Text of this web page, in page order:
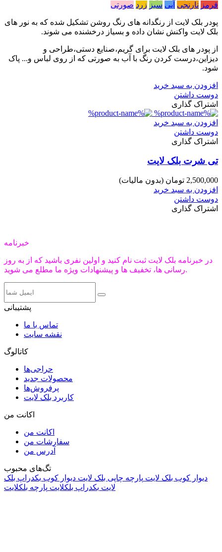
قرمز نارنجی آبی سبز زرد صورتی
پودر بلک لایت از رنگدانه های رنگ روشن تشکیل شده که به نور های
بلک لایت واکنش نشان داده و بسیاز درخشنده می شوند.
از پودر های بلک لایت برای گریم،صنایع دستی،طراحی و
دیزاین،درست کردن رنگ با آب به صورتی که از روی لباس و... پاک
شود.
افزودن به سبد خرید
دوست داشتن
اشتراک گذاری
افزودن به سبد خرید
دوست داشتن
اشتراک گذاری
تی شرت بلک لایت
2,500,000 تومان
(بدون مالیات)
افزودن به سبد خرید
دوست داشتن
اشتراک گذاری
خبرنامه
در خبرنامه بلک لایت ثبت نام کنید و اولین نفری باشید که از به روز
رسانی ها، تخفیف ها و پیشنهادات ویژه ما مطلع می شوید.
پشتیبانی
تماس با ما
نقشه سایت
کاتالوگ
حراجی‌ها
محصولات جدید
پرفروش‌ها
کاربرد بلک لایت
اکانت من
اکانت من
سفارشات من
آدرس من
تگ‌های محبوب
دیوار کوب بلک لایت پارچه چاپی بلک لایت دیوار کوب بکدراپ بلک
لایت بکدراپ بلکلایت پارچه بلکلایت